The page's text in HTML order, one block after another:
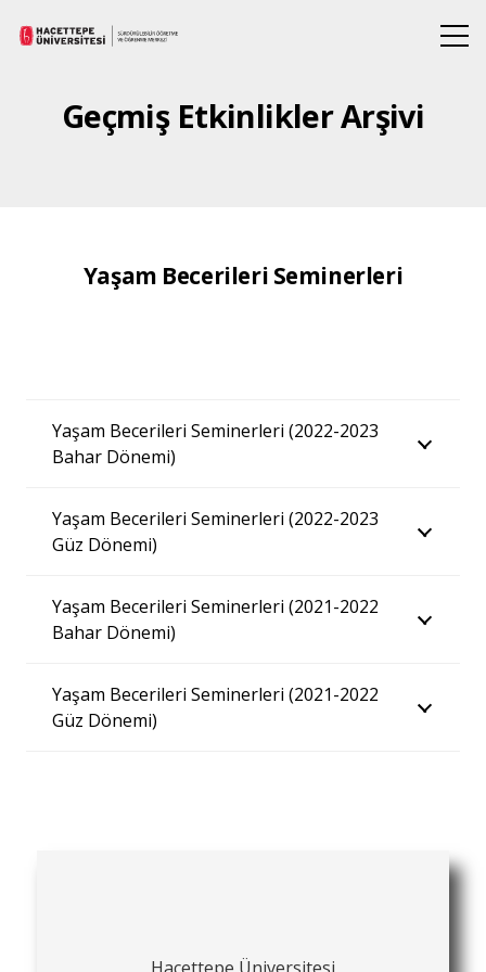
Geçmiş Etkinlikler Arşivi
Yaşam Becerileri Seminerleri
Yaşam Becerileri Seminerleri (2022-2023
Bahar Dönemi)
Yaşam Becerileri Seminerleri (2022-2023
Güz Dönemi)
Yaşam Becerileri Seminerleri (2021-2022
Bahar Dönemi)
Yaşam Becerileri Seminerleri (2021-2022
Güz Dönemi)
Hacettepe Üniversitesi